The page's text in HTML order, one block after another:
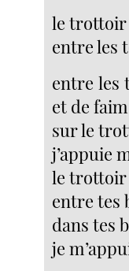
le trottoir
entre les
entre les
et de faim
sur le
j’appuie
le trottoir
entre tes
dans tes
je